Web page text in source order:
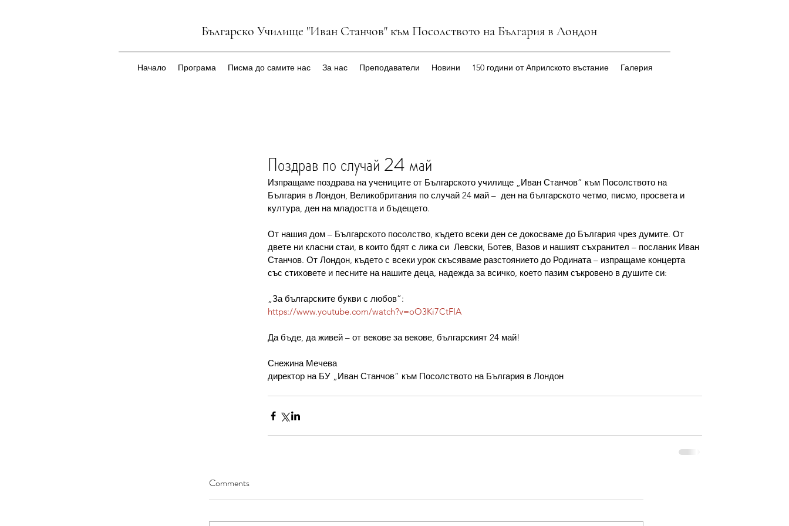
Българско Училище "Иван Станчов" към Посолството на България в Лондон
Начало Програма Писма до самите нас За нас Преподаватели Новини 150 години от Априлското въстание Галерия
Поздрав по случай 24 май
Изпращаме поздрава на учениците от Българското училище „Иван Станчов” към Посолството на
България в Лондон, Великобритания по случай 24 май –  ден на българското четмо, писмо, просвета и
култура, ден на младостта и бъдещето.
От нашия дом – Българското посолство, където всеки ден се докосваме до България чрез думите. От
двете ни класни стаи, в които бдят с лика си  Левски, Ботев, Вазов и нашият съхранител – посланик Иван
Станчов. От Лондон, където с всеки урок скъсяваме разстоянието до Родината – изпращаме концерта
със стиховете и песните на нашите деца, надежда за всичко, което пазим съкровено в душите си:
„За българските букви с любов”:
https://www.youtube.com/watch?v=oO3Ki7CtFIA
Да бъде, да живей – от векове за векове, българският 24 май!
Снежина Мечева
директор на БУ „Иван Станчов” към Посолството на България в Лондон
Comments